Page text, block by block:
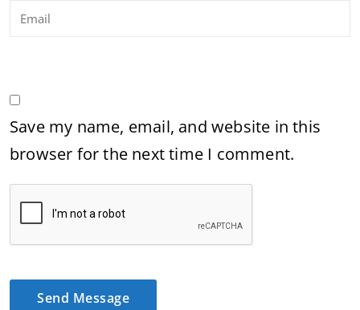
Save my name, email, and website in this
browser for the next time I comment.